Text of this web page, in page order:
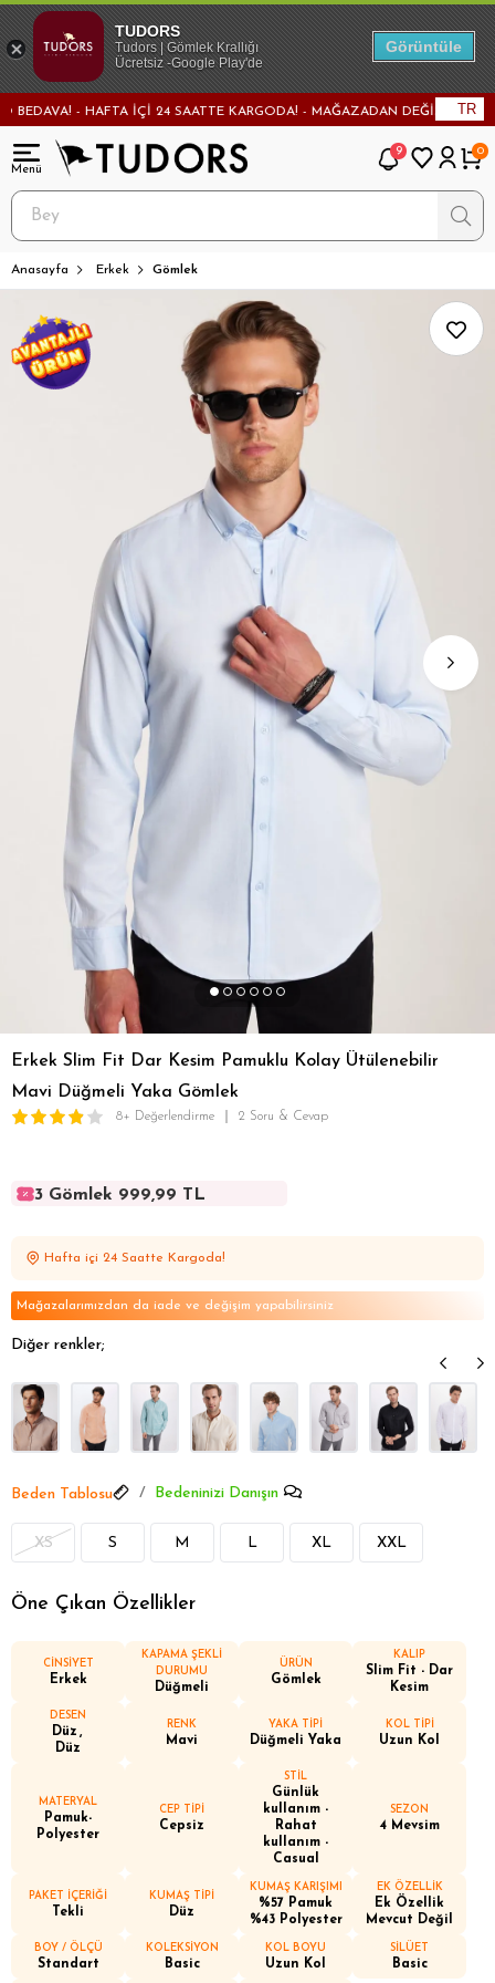
- HAFTA İÇİ 24 SAATTE KARGODA! - MAĞAZADAN DEĞİŞİM VE İADE
TR
9 0
Anasayfa Erkek Gömlek
Erkek Slim Fit Dar Kesim Pamuklu Kolay Ütülenebilir
Mavi Düğmeli Yaka Gömlek
8+ Değerlendirme 2 Soru & Cevap
3 Gömlek 999,99 TL
3 Gömlek 999,99 TL
Hafta içi 24 Saatte Kargoda!
Mağazalarımızdan da iade ve değişim yapabilirsiniz
Diğer renkler;
Beden Tablosu Bedeninizi Danışın
XS S M L XL XXL
Öne Çıkan Özellikler
CİNSİYET
Erkek
KAPAMA ŞEKLİ
DURUMU
Düğmeli
ÜRÜN
Gömlek
KALIP
Slim Fit - Dar
Kesim
DESEN
Düz
Düz
RENK
Mavi
YAKA TİPİ
Düğmeli Yaka
KOL TİPİ
Uzun Kol
MATERYAL
Pamuk-
Polyester
CEP TİPİ
Cepsiz
STİL
Günlük
kullanım -
Rahat
kullanım -
Casual
SEZON
4 Mevsim
PAKET İÇERİĞİ
Tekli
KUMAŞ TİPİ
Düz
KUMAŞ KARIŞIMI
%57 Pamuk
%43 Polyester
EK ÖZELLİK
Ek Özellik
Mevcut Değil
BOY / ÖLÇÜ
Standart
KOLEKSİYON
Basic
KOL BOYU
Uzun Kol
SİLÜET
Basic
TUDORS
Tudors | Gömlek Krallığı
Ücretsiz -Google Play'de
Görüntüle